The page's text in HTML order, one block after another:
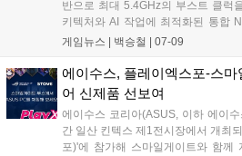
GeForce RTX 5060Ti 그래픽카드
드, ROG Azoth 키보드 등 다양한
할 예정이다....
반으로 최대 5.4GHz의 부스트 클럭
키텍처와 AI 작업에 최적화된 통합
다. 메모리는 최대 96GB의 DDR5-
영상 편집, 콘텐츠 라이브 스트리밍,
용 가능하여, 어떤 상황에도 유연하게
게임뉴스 | 백승철 07-09
에이수스, 플레이엑스포-스
어 신제품 선보여
에이수스 코리아(ASUS, 이하 에이
간 일산 킨텍스 제1전시장에서 개최
포)'에 참가해 스마일게이트와 함께